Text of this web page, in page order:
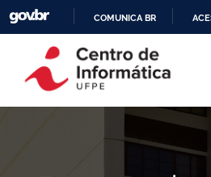
COMUNICA BR